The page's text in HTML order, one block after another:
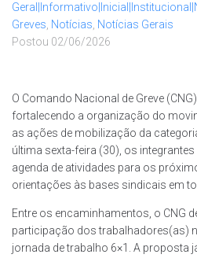
Greves, Notícias, Notícias Gerais
Postou 02/06/2026
O Comando Nacional de Greve
fortalecendo a organização do
as ações de mobilização da
última sexta-feira (30), os
agenda de atividades para os
orientações às bases sindicais em
Entre os encaminhamentos, o CNG
participação dos trabalhadores(as)
jornada de trabalho 6×1. A proposta